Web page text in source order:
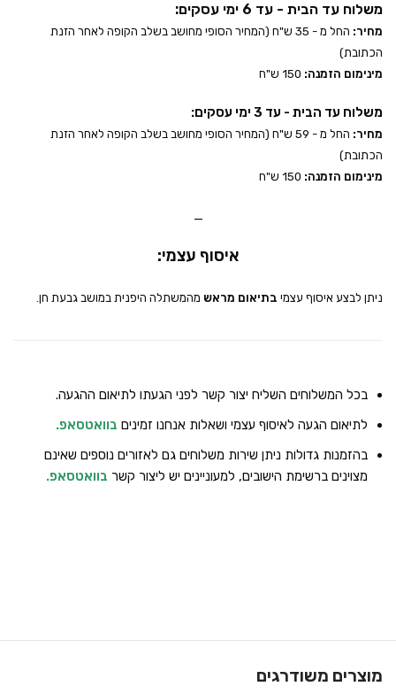
משלוח עד הבית - עד 6 ימי עסקים:
מחיר:
החל מ - 35 ש"ח (המחיר הסופי מחושב בשלב הקופה לאחר הזנת
הכתובת)
מינימום הזמנה:
משלוח עד הבית - עד 3 ימי עסקים:
מחיר:
החל מ - 59 ש"ח (המחיר הסופי מחושב בשלב הקופה לאחר הזנת
הכתובת)
מינימום הזמנה:
_
איסוף עצמי:
ניתן לבצע איסוף עצמי בתיאום מראש מהמשתלה היפנית במושב גבעת חן.
בכל המשלוחים השליח יצור קשר לפני הגעתו לתיאום ההגעה.
לתיאום הגעה לאיסוף עצמי ושאלות אנחנו זמינים בוואטסאפ.
בהזמנות גדולות ניתן שירות משלוחים גם לאזורים נוספים שאינם
מצוינים ברשימת הישובים, למעוניינים יש ליצור קשר בוואטסאפ.
מוצרים משודרגים